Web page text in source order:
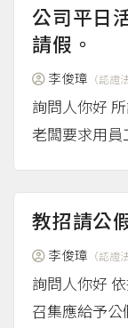
迄，原則上每
（more...）
公司平日
請假。
李俊璋 （認證
詢問人你好
老闆要求用
公司強迫員
有個案認定疑
（more...）
教招請公
李俊璋 （認證
詢問人你好
召集應給予